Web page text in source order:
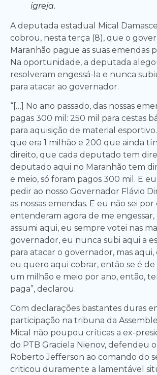
igreja.
A deputada estadual Mical
cobrou, nesta terça (8), que o
Maranhão pague as suas emendas
Na oportunidade, a deputada
resolveram engessá-la e nunca
para atacar ao governador.
“[…] No ano passado, das nossas
pagas 300 mil: 250 mil para cestas
para aquisição de material
que era 1 milhão e 200 que ainda
direito, que cada deputado tem
deputado aqui no Maranhão tem
e meio, só foram pagos 300 mil. E
pedir ao nosso Governador Flávio
as nossas emendas. E eu não sei
entenderam agora de me
assumi aqui, eu sempre votei nas
governador, eu nunca subi aqui a
para atacar o governador, mas
eu quero aqui cobrar, então se é
um milhão e meio por ano, então,
paga”, declarou.
Com declarações bastantes duras
participação na tribuna da
Mical não poupou críticas a ex-
do PTB Graciela Nienov, defendeu
Roberto Jefferson ao comando do
criticou duramente a lamentável